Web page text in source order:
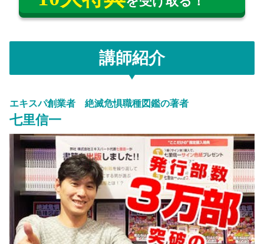
講師紹介
エキスパ創業者 絶滅危惧職種図鑑の著者
七里信一